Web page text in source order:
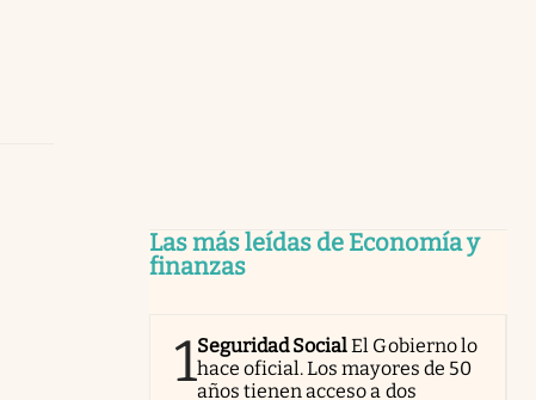
Las más leídas de Economía y
finanzas
1Seguridad SocialEl Gobierno lo
hace oficial. Los mayores de 50
años tienen acceso a dos